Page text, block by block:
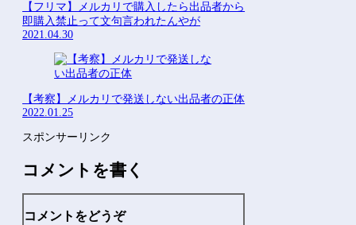
【フリマ】メルカリで購入したら出品者から
即購入禁止って文句言われたんやが
2021.04.30
【考察】メルカリで発送しない出品者の正体
2022.01.25
スポンサーリンク
コメントを書く
コメントをどうぞ